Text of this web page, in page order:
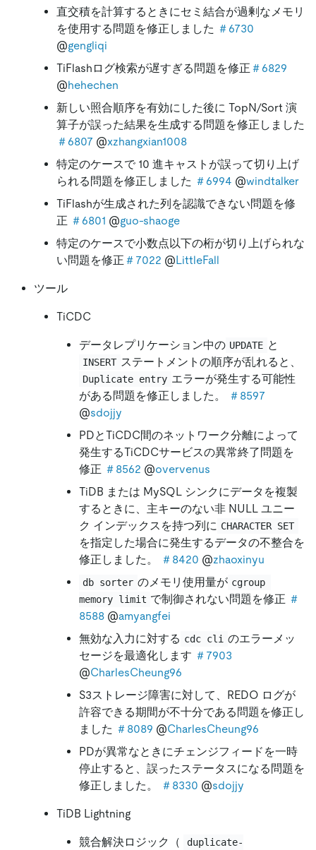
直交積を計算するときにセミ結合が過剰なメモリ
を使用する問題を修正しました ＃6730
@gengliqi
TiFlashログ検索が遅すぎる問題を修正 ＃6829
@hehechen
新しい照合順序を有効にした後に TopN/Sort 演
算子が誤った結果を生成する問題を修正しました
＃6807 @xzhangxian1008
特定のケースで 10 進キャストが誤って切り上げ
られる問題を修正しました ＃6994 @windtalker
TiFlashが生成された列を認識できない問題を修
正 ＃6801 @guo-shaoge
特定のケースで小数点以下の桁が切り上げられな
い問題を修正 ＃7022 @LittleFall
ツール
TiCDC
データレプリケーション中の UPDATE と
INSERT ステートメントの順序が乱れると、
Duplicate entry エラーが発生する可能性
がある問題を修正しました。
＃8597
@sdojjy
PDとTiCDC間のネットワーク分離によって
発生するTiCDCサービスの異常終了問題を
修正 ＃8562 @overvenus
TiDB または MySQL シンクにデータを複製
するときに、主キーのない非 NULL ユニー
ク インデックスを持つ列に CHARACTER SET
を指定した場合に発生するデータの不整合を
修正しました。
＃8420 @zhaoxinyu
db sorter のメモリ使用量が cgroup
memory limit で制御されない問題を修正 ＃
8588 @amyangfei
無効な入力に対する cdc cli のエラーメッ
セージを最適化します ＃7903
@CharlesCheung96
S3ストレージ障害に対して、REDO ログが
許容できる期間が不十分である問題を修正し
ました ＃8089 @CharlesCheung96
PDが異常なときにチェンジフィードを一時
停止すると、誤ったステータスになる問題を
修正しました。
＃8330 @sdojjy
TiDB Lightning
競合解決ロジック（
duplicate-